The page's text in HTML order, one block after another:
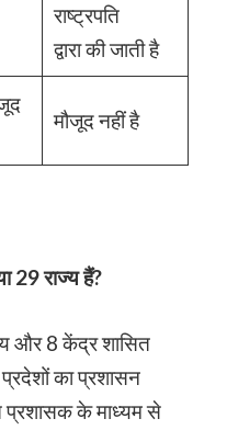
राष्ट्रपति
द्वारा की जाती है
मौजूद नहीं है
29 राज्य हैं?
और 8 केंद्र शासित
का प्रशासन
प्रशासक के माध्यम से